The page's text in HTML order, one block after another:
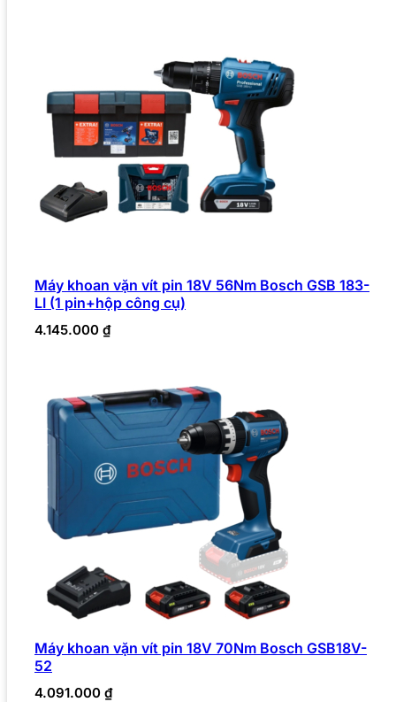
Máy khoan vặn vít pin 18V 56Nm Bosch GSB 183-
LI (1 pin+hộp công cụ)
4.145.000 ₫
Máy khoan vặn vít pin 18V 70Nm Bosch GSB18V-
52
4.091.000 ₫